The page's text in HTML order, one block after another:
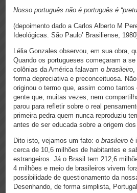
Nosso português não é português é
(depoimento dado a Carlos Alberto M
Ideológicas. São Paulo’ Brasiliense,
Lélia Gonzales observou, em sua obra,
Quando os portugueses começaram a
colônias da América falavam o brasileiro,
forma depreciativa e preconceituosa.
originou o termo que, assim como
gente que, muitas vezes, nem
parou para refletir sobre o real
primeira pedra quem nunca reproduziu
antes de ser educada sobre a origem
Dito isto, vejamos um fato: o brasileiro é
cerca de 10,6 milhões de habitantes e
estrangeiros. Já o Brasil tem 212,6
4 milhões e meio de brasileiros vivem
possibilidade de questionamento da
Desenhando, de forma simplista,